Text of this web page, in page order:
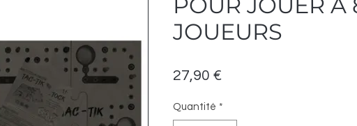
JOUEURS
27,90 €
Quantité *